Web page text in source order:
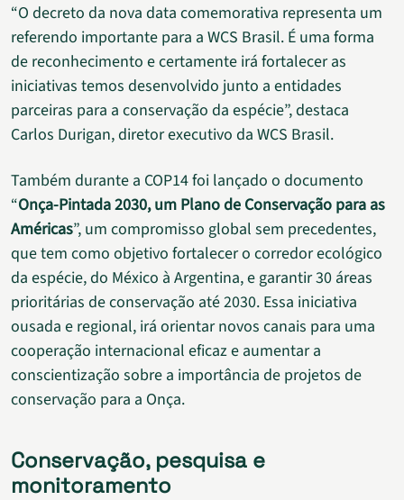
“O decreto da nova data comemorativa representa um
referendo importante para a WCS Brasil. É uma forma
de reconhecimento e certamente irá fortalecer as
iniciativas temos desenvolvido junto a entidades
parceiras para a conservação da espécie”, destaca
Carlos Durigan, diretor executivo da WCS Brasil.
Também durante a COP14 foi lançado o documento
“Onça-Pintada 2030, um Plano de Conservação para as
Américas”, um compromisso global sem precedentes,
que tem como objetivo fortalecer o corredor ecológico
da espécie, do México à Argentina, e garantir 30 áreas
prioritárias de conservação até 2030. Essa iniciativa
ousada e regional, irá orientar novos canais para uma
cooperação internacional eficaz e aumentar a
conscientização sobre a importância de projetos de
conservação para a Onça.
Conservação, pesquisa e
monitoramento